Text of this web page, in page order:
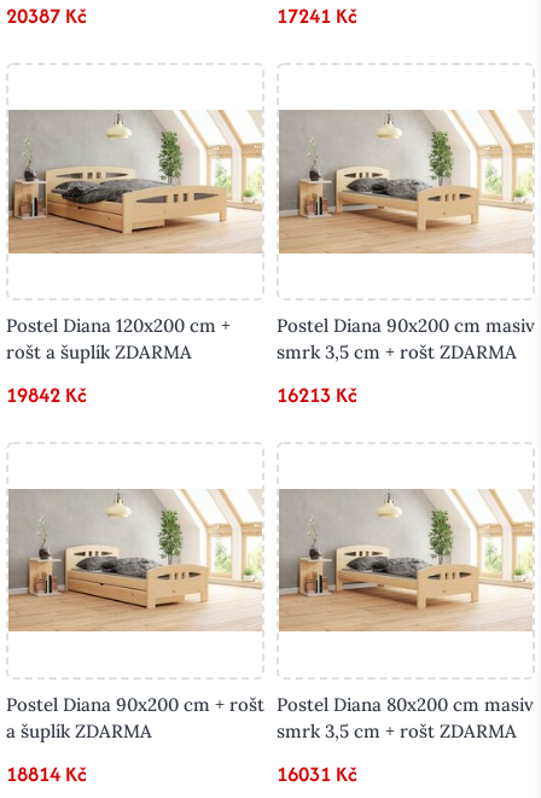
20387 Kč 17241 Kč
Postel Diana 120x200 cm +
rošt a šuplík ZDARMA
19842 Kč
Postel Diana 90x200 cm masiv
smrk 3,5 cm + rošt ZDARMA
16213 Kč
Postel Diana 90x200 cm + rošt
a šuplík ZDARMA
18814 Kč
Postel Diana 80x200 cm masiv
smrk 3,5 cm + rošt ZDARMA
16031 Kč